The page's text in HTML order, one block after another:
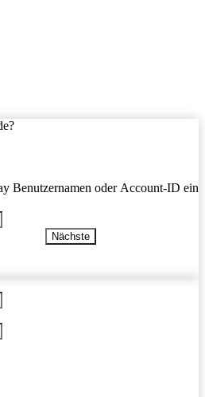
Benutzernamen oder Account-ID ein
Nächste